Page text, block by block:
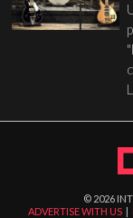
© 2026
ADVERTISE WITH US |